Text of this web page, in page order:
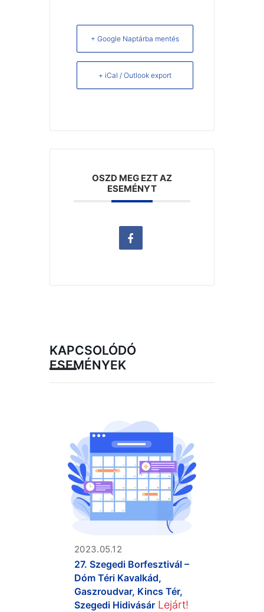
+ Google Naptárba mentés
+ iCal / Outlook export
OSZD MEG EZT AZ
ESEMÉNYT
KAPCSOLÓDÓ
ESEMÉNYEK
2023.05.12
27. Szegedi Borfesztivál –
Dóm Téri Kavalkád,
Gaszroudvar, Kincs Tér,
Szegedi Hidivásár Lejárt!